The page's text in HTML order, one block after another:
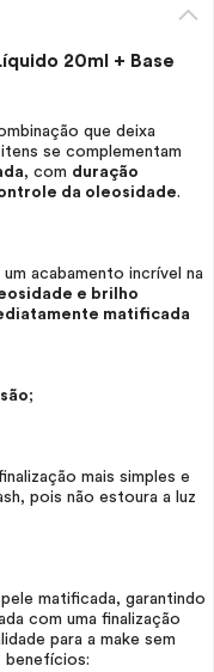
20ml + Base
que deixa
se complementam
, com duração
da oleosidade.
acabamento incrível na
e brilho
matificada
;
mais simples e
pois não estoura a luz
matificada, garantindo
com uma finalização
para a make sem
benefícios: